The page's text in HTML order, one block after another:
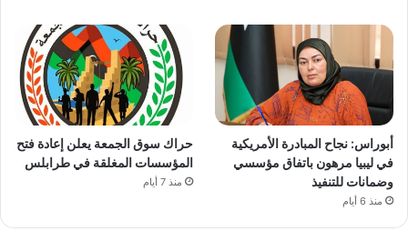
أبوراس: نجاح المبادرة الأمريكية
في ليبيا مرهون باتفاق مؤسسي
وضمانات للتنفيذ
منذ 6 أيام
حراك سوق الجمعة يعلن إعادة فتح
المؤسسات المغلقة في طرابلس
منذ 7 أيام